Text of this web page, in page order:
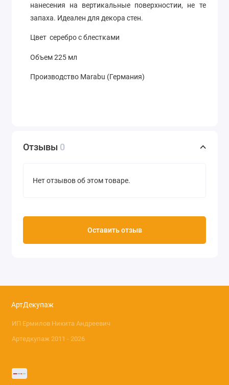
нанесения на вертикальные поверхностии, не течет,
запаха. Идеален для декора стен.
Цвет серебро с блестками
Объем 225 мл
Производство Marabu (Германия)
Отзывы 0
Нет отзывов об этом товаре.
Оставить отзыв
АртДекупаж
ИП Ермилов Никита Андреевич
Артедкупаж 2011 - 2026